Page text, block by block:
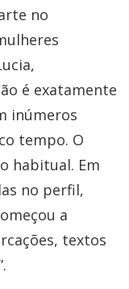
no
é exatamente
inúmeros
tempo. O
habitual. Em
no perfil,
a
textos